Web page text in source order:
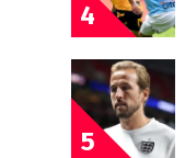
4
5